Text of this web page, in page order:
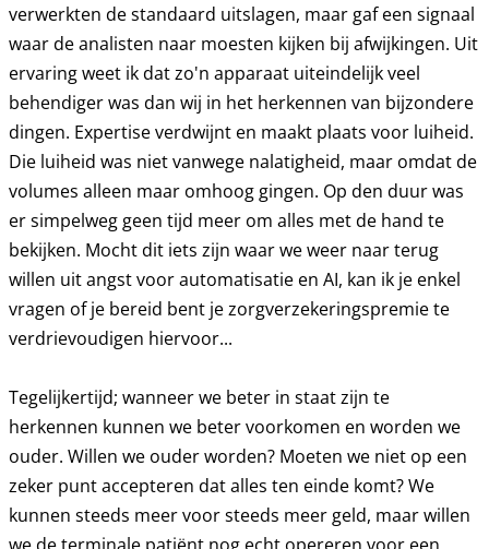
verwerkten de standaard uitslagen, maar gaf een signaal
waar de analisten naar moesten kijken bij afwijkingen. Uit
ervaring weet ik dat zo'n apparaat uiteindelijk veel
behendiger was dan wij in het herkennen van bijzondere
dingen. Expertise verdwijnt en maakt plaats voor luiheid.
Die luiheid was niet vanwege nalatigheid, maar omdat de
volumes alleen maar omhoog gingen. Op den duur was
er simpelweg geen tijd meer om alles met de hand te
bekijken. Mocht dit iets zijn waar we weer naar terug
willen uit angst voor automatisatie en AI, kan ik je enkel
vragen of je bereid bent je zorgverzekeringspremie te
verdrievoudigen hiervoor...
Tegelijkertijd; wanneer we beter in staat zijn te
herkennen kunnen we beter voorkomen en worden we
ouder. Willen we ouder worden? Moeten we niet op een
zeker punt accepteren dat alles ten einde komt? We
kunnen steeds meer voor steeds meer geld, maar willen
we de terminale patiënt nog echt opereren voor een